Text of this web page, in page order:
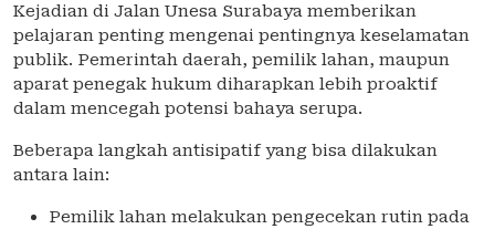
Kejadian di Jalan Unesa Surabaya memberikan
pelajaran penting mengenai pentingnya keselamatan
publik. Pemerintah daerah, pemilik lahan, maupun
aparat penegak hukum diharapkan lebih proaktif
dalam mencegah potensi bahaya serupa.
Beberapa langkah antisipatif yang bisa dilakukan
antara lain:
Pemilik lahan melakukan pengecekan rutin pada